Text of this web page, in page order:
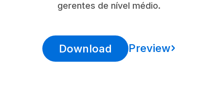
gerentes de nível médio.
Download Preview